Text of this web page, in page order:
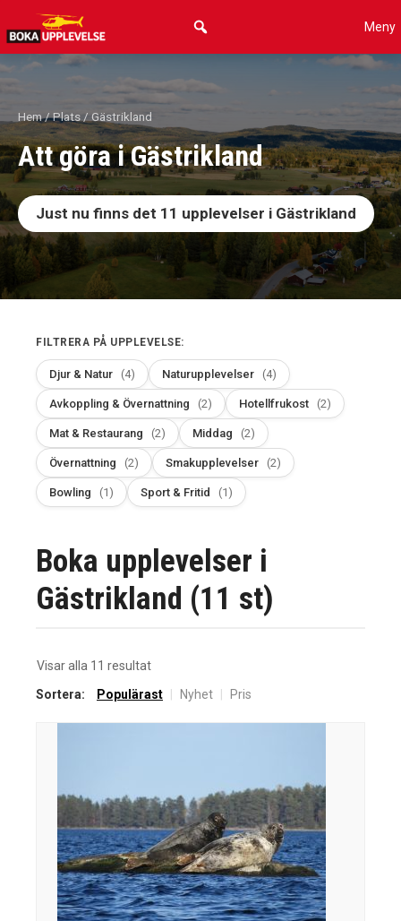
Hoppa
till
innehåll
Meny
Hem/Plats / Gästrikland
Att göra i Gästrikland
Just nu finns det 11 upplevelser i Gästrikland
FILTRERA PÅ UPPLEVELSE:
Djur & Natur (4) Naturupplevelser (4)
Avkoppling & Övernattning (2) Hotellfrukost (2)
Mat & Restaurang (2) Middag (2)
Övernattning (2) Smakupplevelser (2)
Bowling (1) Sport & Fritid (1)
Boka upplevelser i
Gästrikland (11 st)
Visar alla 11 resultatSortera
senaste
Sortera: Populärast Nyhet Pris